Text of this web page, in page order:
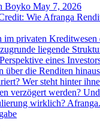
Boyko May 7, 2026
Wie Afranga
im privaten Kreditwesen
liegende
eines
über die Renditen
Wer steht hinter
verzögert werden?
wirklich?